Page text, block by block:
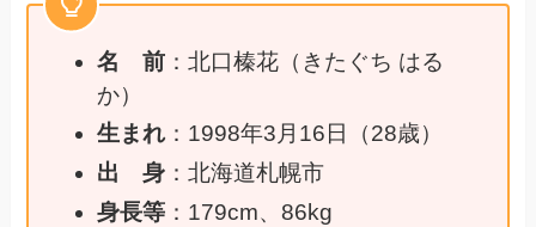
名 前：北口榛花（きたぐち はる
か）
生まれ：1998年3月16日（28歳）
出 身：北海道札幌市
身長等：179cm、86kg